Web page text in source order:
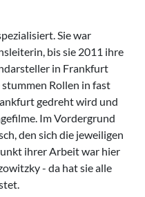
Sie war
bis sie 2011 ihre
in Frankfurt
Rollen in fast
gedreht wird und
Im Vordergrund
den sich die jeweiligen
ihrer Arbeit war hier
- da hat sie alle